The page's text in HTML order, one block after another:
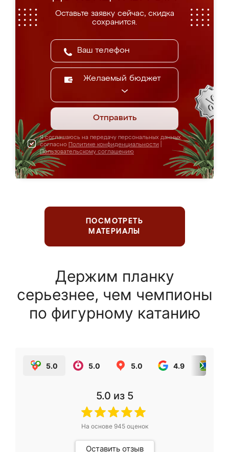
Оставьте заявку сейчас, скидка
сохранится.
Желаемый бюджет
Отправить
Я соглашаюсь на передачу персональных данных
согласно Политике конфиденциальности
Пользовательскому соглашению
ПОСМОТРЕТЬ
МАТЕРИАЛЫ
Держим планку
серьезнее, чем чемпионы
по фигурному катанию
5.0 5.0 5.0 4.9
5.0 из 5
На основе 945оценок
Оставить отзыв